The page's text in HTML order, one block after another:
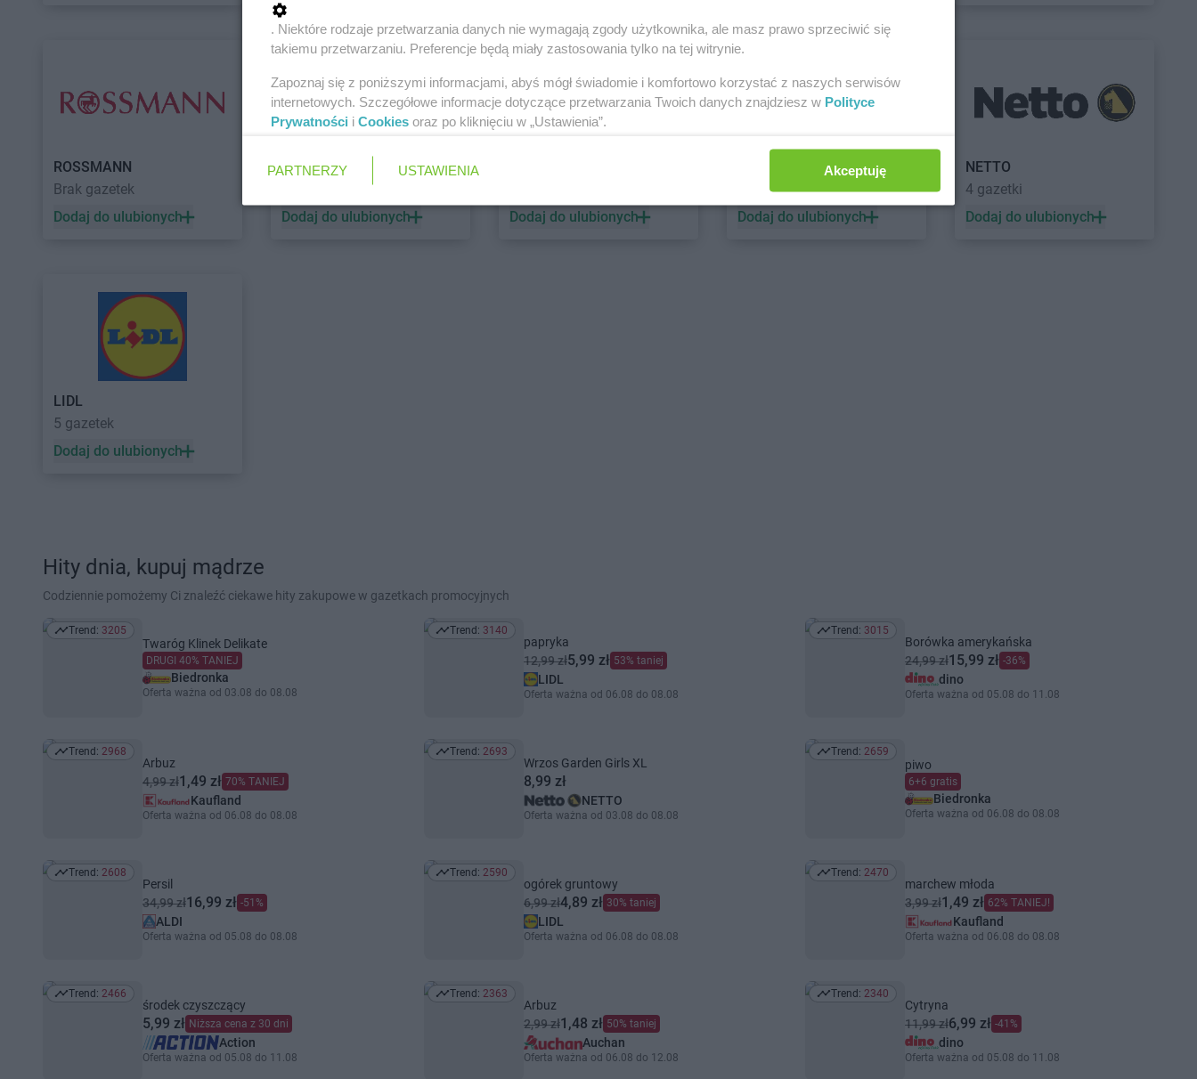
ROSSMANN
Brak gazetek
Dodaj do ulubionych
Auchan
Dodaj do ulubionych
Dodaj do ulubionych
11 gazetek
Dodaj do ulubionych
NETTO
4 gazetki
Dodaj do ulubionych
LIDL
5 gazetek
Dodaj do ulubionych
Hity dnia, kupuj mądrze
Codziennie pomożemy Ci znaleźć ciekawe hity zakupowe w gazetkach promocyjnych
Trend: 3205
Trend: 3205
Twaróg Klinek Delikate
DRUGI 40% TANIEJ
Biedronka
Oferta ważna od 03.08 do 08.08
Trend: 3140
Trend: 3140
papryka
12,99 zł5,99 zł 53% taniej
LIDL
Oferta ważna od 06.08 do 08.08
Trend: 3015
Trend: 3015
Borówka amerykańska
24,99 zł15,99 zł -36%
dino
Oferta ważna od 05.08 do 11.08
Trend: 2968
Trend: 2968
Arbuz
4,99 zł1,49 zł 70% TANIEJ
Kaufland
Oferta ważna od 06.08 do 08.08
Trend: 2693
Trend: 2693
Wrzos Garden Girls XL
8,99 zł
NETTO
Oferta ważna od 03.08 do 08.08
Trend: 2659
Trend: 2659
piwo
6+6 gratis
Biedronka
Oferta ważna od 06.08 do 08.08
Trend: 2608
Trend: 2608
Persil
34,99 zł16,99 zł -51%
ALDI
Oferta ważna od 05.08 do 08.08
Trend: 2590
Trend: 2590
ogórek gruntowy
6,99 zł4,89 zł 30% taniej
LIDL
Oferta ważna od 06.08 do 08.08
Trend: 2470
Trend: 2470
marchew młoda
3,99 zł1,49 zł 62% TANIEJ!
Kaufland
Oferta ważna od 06.08 do 08.08
Trend: 2466
Trend: 2466
środek czyszczący
5,99 zł Niższa cena z 30 dni
Action
Oferta ważna od 05.08 do 11.08
Trend: 2363
Trend: 2363
Arbuz
2,99 zł1,48 zł 50% taniej
Auchan
Oferta ważna od 06.08 do 12.08
Trend: 2340
Trend: 2340
Cytryna
11,99 zł6,99 zł -41%
dino
Oferta ważna od 05.08 do 11.08
. Niektóre rodzaje przetwarzania danych nie wymagają zgody użytkownika, ale masz prawo sprzeciwić się
takiemu przetwarzaniu. Preferencje będą miały zastosowania tylko na tej witrynie.
Zapoznaj się z poniższymi informacjami, abyś mógł świadomie i komfortowo korzystać z naszych serwisów
internetowych. Szczegółowe informacje dotyczące przetwarzania Twoich danych znajdziesz w Polityce
Prywatności i Cookies oraz po kliknięciu w „Ustawienia”.
PARTNERZY USTAWIENIA Akceptuję